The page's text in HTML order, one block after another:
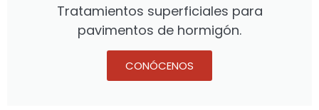
Tratamientos superficiales para
pavimentos de hormigón.
CONÓCENOS